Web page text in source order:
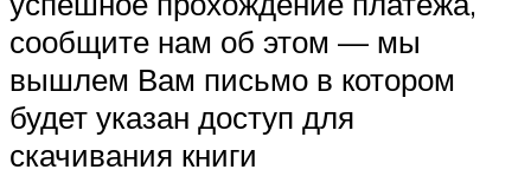
сообщите нам об этом — мы
вышлем Вам письмо в котором
будет указан доступ для
скачивания книги